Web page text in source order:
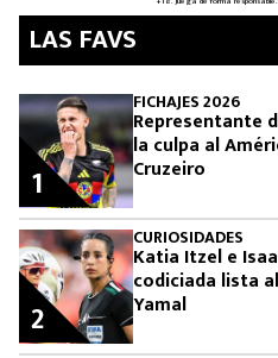
LAS FAVS
FICHAJES 2026
Representante
la culpa al
Cruzeiro
1
CURIOSIDADES
Katia Itzel e
codiciada lista
Yamal
2